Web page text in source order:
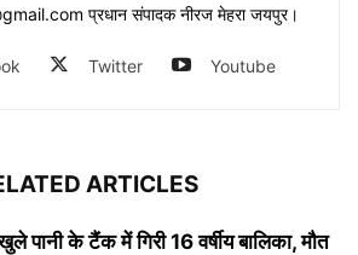
प्रधान संपादक नीरज मेहरा जयपुर।
Twitter Youtube
ARTICLES
पानी के टैंक में गिरी 16 वर्षीय बालिका, मौत